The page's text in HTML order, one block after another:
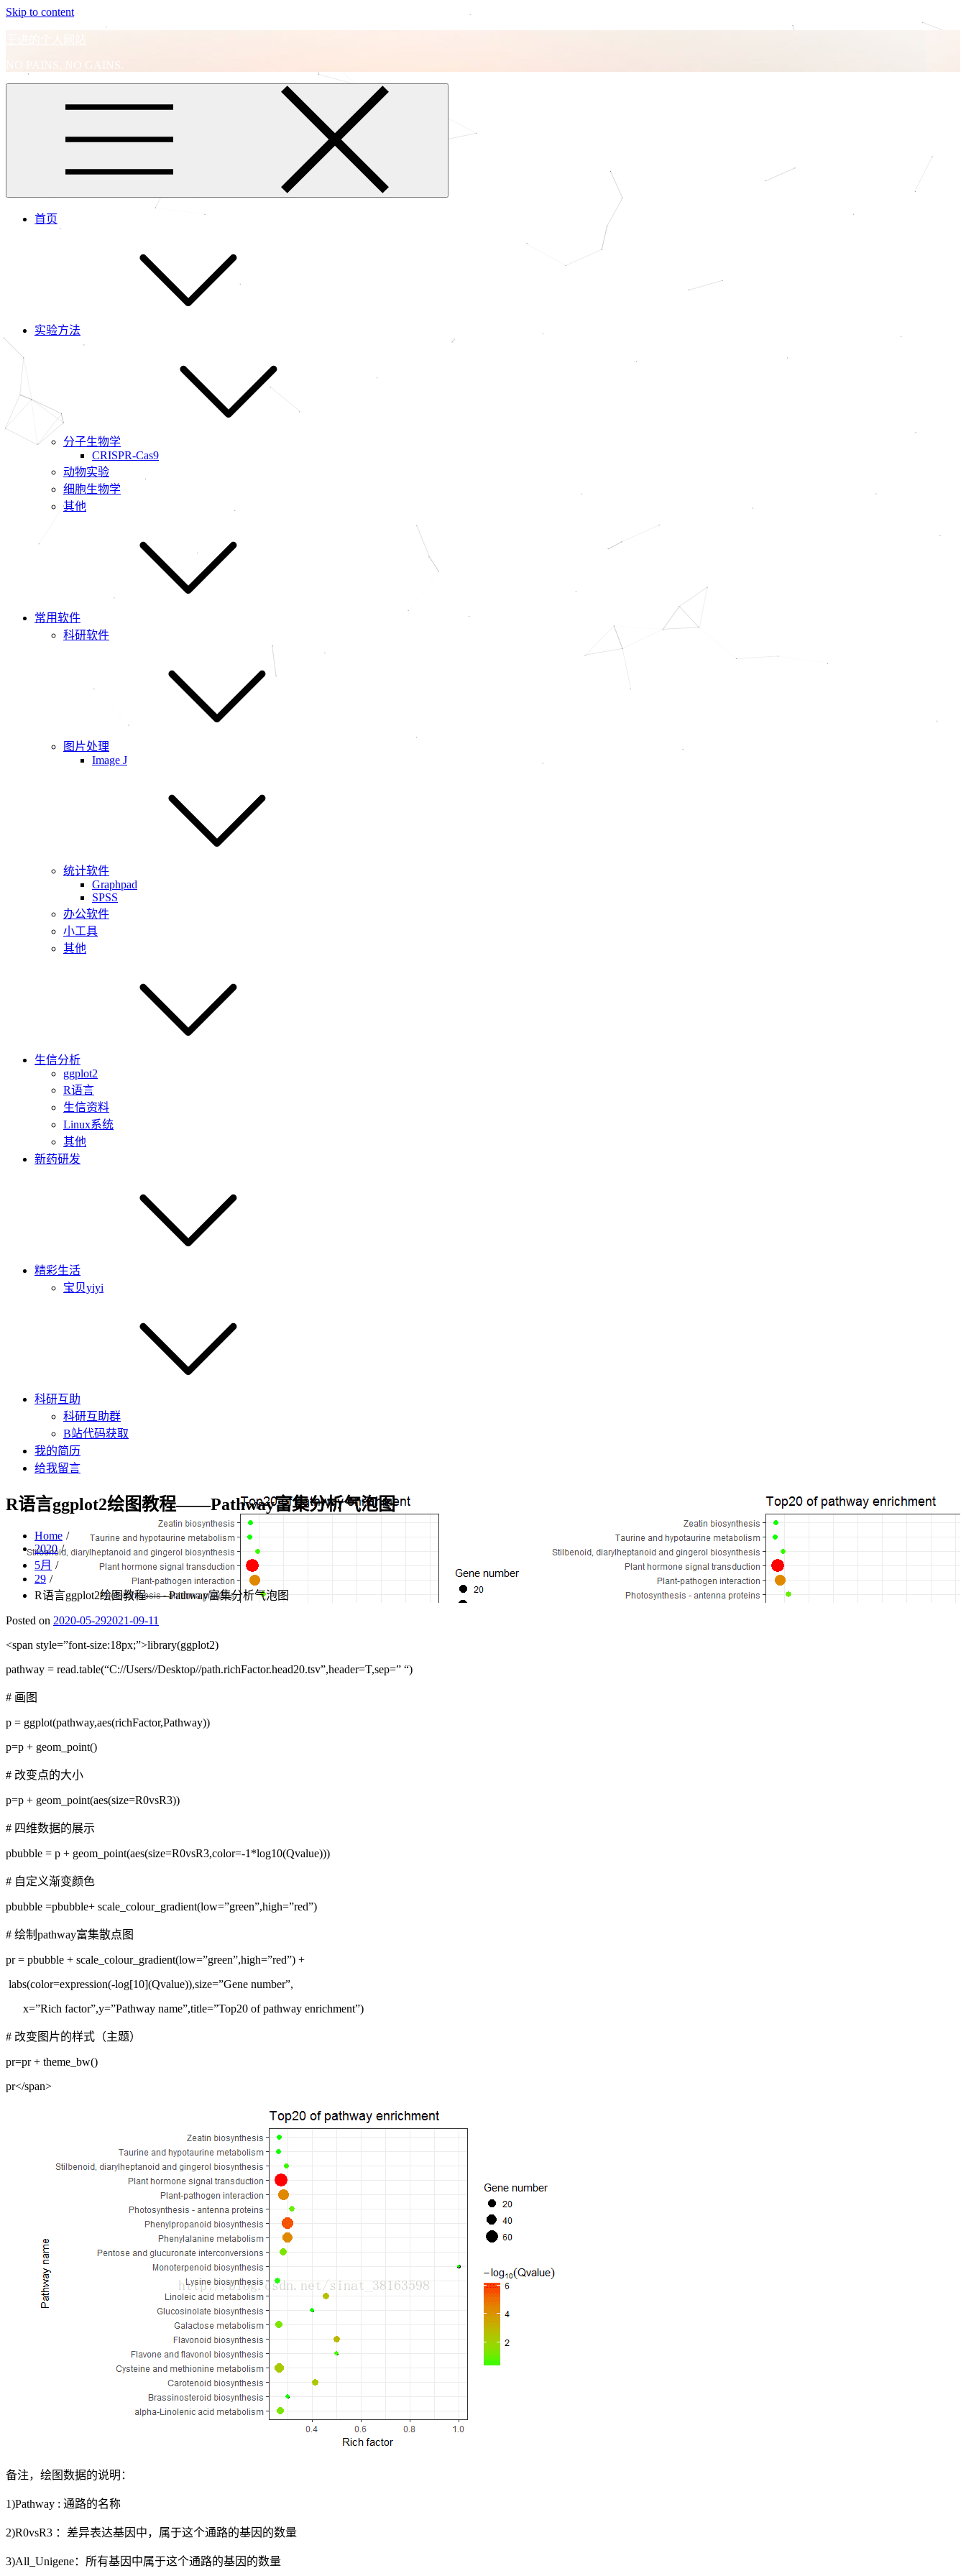
Skip to content
王进的个人网站
NO PAINS, NO GAINS.
首页
实验方法
分子生物学
CRISPR-Cas9
动物实验
细胞生物学
其他
常用软件
科研软件
图片处理
Image J
统计软件
Graphpad
SPSS
办公软件
小工具
其他
生信分析
ggplot2
R语言
生信资料
Linux系统
其他
新药研发
精彩生活
宝贝yiyi
科研互助
科研互助群
B站代码获取
我的简历
给我留言
R语言ggplot2绘图教程——Pathway富集分析气泡图
Home
2020
5月
29
R语言ggplot2绘图教程——Pathway富集分析气泡图
Posted on 2020-05-292021-09-11
<span style=”font-size:18px;”>library(ggplot2)
pathway = read.table(“C://Users//Desktop//path.richFactor.head20.tsv”,header=T,sep=” “)
# 画图
p = ggplot(pathway,aes(richFactor,Pathway))
p=p + geom_point()
# 改变点的大小
p=p + geom_point(aes(size=R0vsR3))
# 四维数据的展示
pbubble = p + geom_point(aes(size=R0vsR3,color=-1*log10(Qvalue)))
# 自定义渐变颜色
pbubble =pbubble+ scale_colour_gradient(low=”green”,high=”red”)
# 绘制pathway富集散点图
pr = pbubble + scale_colour_gradient(low=”green”,high=”red”) +
labs(color=expression(-log[10](Qvalue)),size=”Gene number”,
x=”Rich factor”,y=”Pathway name”,title=”Top20 of pathway enrichment”)
# 改变图片的样式（主题）
pr=pr + theme_bw()
pr</span>
备注，绘图数据的说明：
1)Pathway : 通路的名称
2)R0vsR3 ：差异表达基因中，属于这个通路的基因的数量
3)All_Unigene：所有基因中属于这个通路的基因的数量